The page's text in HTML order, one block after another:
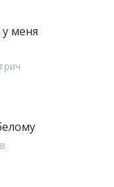
меня